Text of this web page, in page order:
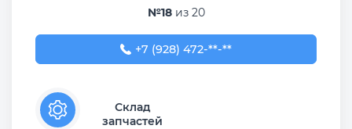
№18из 20
+7 (928) 472-33-55
+7 (928) 472-**-**
Склад
запчастей